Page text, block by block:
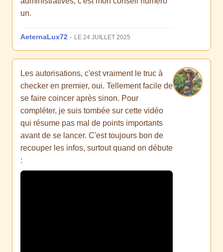
un.
AeternaLux72 - LE 24 JUILLET 2025
Les autorisations, c'est vraiment le truc à
checker en premier, oui. Tellement facile de
se faire coincer après sinon. Pour
compléter, je suis tombée sur cette vidéo
qui résume pas mal de points importants
avant de se lancer. C'est toujours bon de
recouper les infos, surtout quand on débute
: